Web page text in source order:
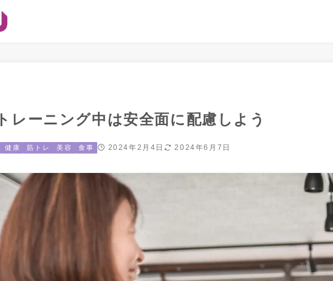
トレーニング中は安全面に配慮しよう
健康 筋トレ 美容 食事 2024年2月4日 2024年6月7日